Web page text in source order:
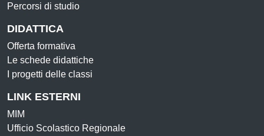
Percorsi di studio
DIDATTICA
Offerta formativa
Le schede didattiche
I progetti delle classi
LINK ESTERNI
MIM
Ufficio Scolastico Regionale